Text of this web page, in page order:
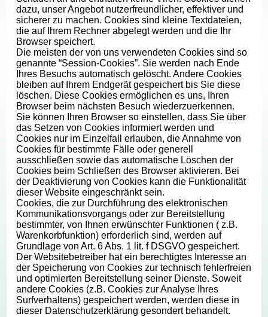
dazu, unser Angebot nutzerfreundlicher, effektiver und
sicherer zu machen. Cookies sind kleine Textdateien,
die auf Ihrem Rechner abgelegt werden und die Ihr
Browser speichert.
Die meisten der von uns verwendeten Cookies sind so
genannte “Session-Cookies”. Sie werden nach Ende
Ihres Besuchs automatisch gelöscht. Andere Cookies
bleiben auf Ihrem Endgerät gespeichert bis Sie diese
löschen. Diese Cookies ermöglichen es uns, Ihren
Browser beim nächsten Besuch wiederzuerkennen.
Sie können Ihren Browser so einstellen, dass Sie über
das Setzen von Cookies informiert werden und
Cookies nur im Einzelfall erlauben, die Annahme von
Cookies für bestimmte Fälle oder generell
ausschließen sowie das automatische Löschen der
Cookies beim Schließen des Browser aktivieren. Bei
der Deaktivierung von Cookies kann die Funktionalität
dieser Website eingeschränkt sein.
Cookies, die zur Durchführung des elektronischen
Kommunikationsvorgangs oder zur Bereitstellung
bestimmter, von Ihnen erwünschter Funktionen ( z.B.
Warenkorbfunktion) erforderlich sind, werden auf
Grundlage von Art. 6 Abs. 1 lit. f DSGVO gespeichert.
Der Websitebetreiber hat ein berechtigtes Interesse an
der Speicherung von Cookies zur technisch fehlerfreien
und optimierten Bereitstellung seiner Dienste. Soweit
andere Cookies (z.B. Cookies zur Analyse Ihres
Surfverhaltens) gespeichert werden, werden diese in
dieser Datenschutzerklärung gesondert behandelt.